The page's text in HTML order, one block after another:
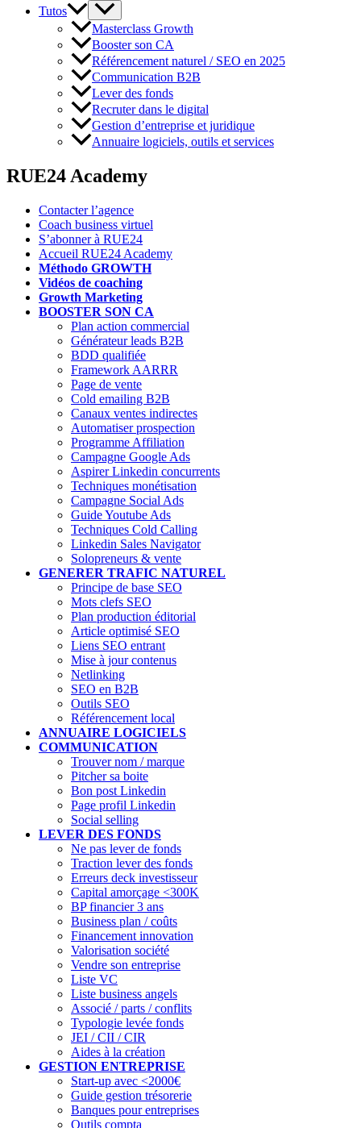
Tutos
Masterclass Growth
Booster son CA
Référencement naturel / SEO en 2025
Communication B2B
Lever des fonds
Recruter dans le digital
Gestion d’entreprise et juridique
Annuaire logiciels, outils et services
RUE24 Academy
Contacter l’agence
Coach business virtuel
S’abonner à RUE24
Accueil RUE24 Academy
Méthodo GROWTH
Vidéos de coaching
Growth Marketing
BOOSTER SON CA
Plan action commercial
Générateur leads B2B
BDD qualifiée
Framework AARRR
Page de vente
Cold emailing B2B
Canaux ventes indirectes
Automatiser prospection
Programme Affiliation
Campagne Google Ads
Aspirer Linkedin concurrents
Techniques monétisation
Campagne Social Ads
Guide Youtube Ads
Techniques Cold Calling
Linkedin Sales Navigator
Solopreneurs & vente
GENERER TRAFIC NATUREL
Principe de base SEO
Mots clefs SEO
Plan production éditorial
Article optimisé SEO
Liens SEO entrant
Mise à jour contenus
Netlinking
SEO en B2B
Outils SEO
Référencement local
ANNUAIRE LOGICIELS
COMMUNICATION
Trouver nom / marque
Pitcher sa boite
Bon post Linkedin
Page profil Linkedin
Social selling
LEVER DES FONDS
Ne pas lever de fonds
Traction lever des fonds
Erreurs deck investisseur
Capital amorçage <300K
BP financier 3 ans
Business plan / coûts
Financement innovation
Valorisation société
Vendre son entreprise
Liste VC
Liste business angels
Associé / parts / conflits
Typologie levée fonds
JEI / CII / CIR
Aides à la création
GESTION ENTREPRISE
Start-up avec <2000€
Guide gestion trésorerie
Banques pour entreprises
Outils compta